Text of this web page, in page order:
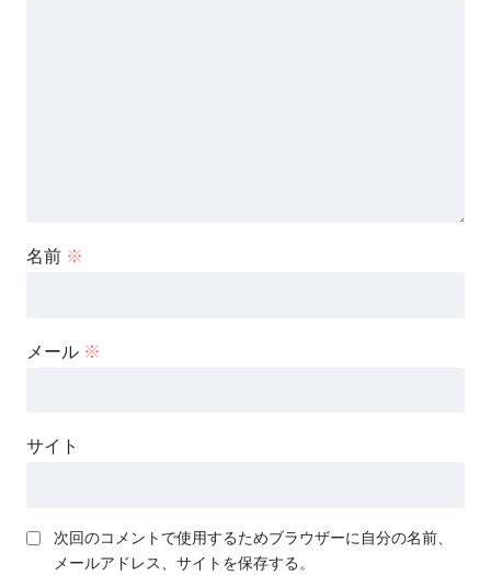
名前 ※
メール ※
サイト
次回のコメントで使用するためブラウザーに自分の名前、
メールアドレス、サイトを保存する。